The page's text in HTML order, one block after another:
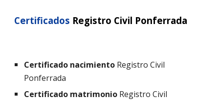
Certificados Registro Civil Ponferrada
Certificado nacimiento Registro Civil
Ponferrada
Certificado matrimonio Registro Civil